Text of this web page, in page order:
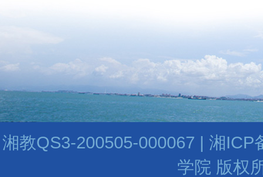
湘教QS3-200505-000067 | 湘
学院 版权